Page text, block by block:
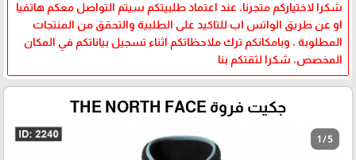
شكرا لاختياركم متجرنا، عند اعتماد طلبيتكم سيتم التواصل معكم هاتفيا
او عن طريق الواتس اب للتاكيد على الطلبية والتحقق من المنتجات
المطلوبة ، وبامكانكم ترك ملاحظاتكم اثناء تسجيل بياناتكم في المكان
المخصص، شكرا لثقتكم بنا
جكيت فروة THE NORTH FACE
1 / 5